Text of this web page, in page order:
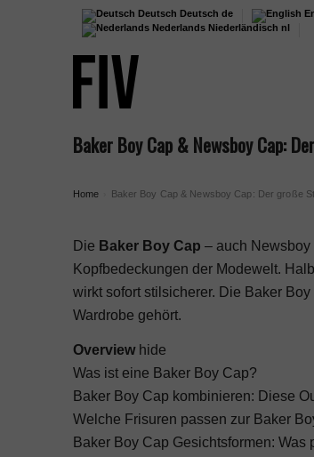
Deutsch Deutsch de
Nederlands Niederländisch nl
Baker Boy Cap & Newsboy Cap:
Home Baker Boy Cap & Newsboy Cap: Der große
Die Baker Boy Cap – auch
Kopfbedeckungen der Modewelt.
wirkt sofort stilsicherer. Die Baker
Wardrobe gehört.
Overview hide
Was ist eine Baker Boy Cap?
Baker Boy Cap kombinieren: Diese
Welche Frisuren passen zur Baker
Baker Boy Cap Gesichtsformen: Was